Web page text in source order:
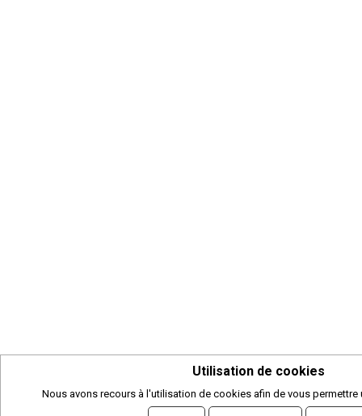
Utilisation de cookies
Nous avons recours à l'utilisation de cookies afin de vous permettre